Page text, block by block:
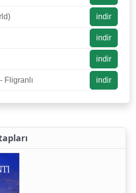
indir
indir
indir
Fligranlı indir